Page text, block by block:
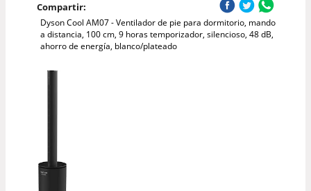
Compartir:
Dyson Cool AM07 - Ventilador de pie para dormitorio, mando
a distancia, 100 cm, 9 horas temporizador, silencioso, 48 dB,
ahorro de energía, blanco/plateado